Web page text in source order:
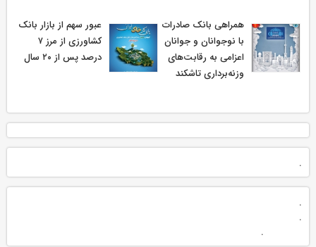
همراهی بانک صادرات
با نوجوانان و جوانان
اعزامی به رقابت‌های
وزنه‌برداری تاشکند
عبور سهم از بازار بانک
کشاورزی از مرز ۷
درصد پس از ۲۰ سال
.
.
.
.